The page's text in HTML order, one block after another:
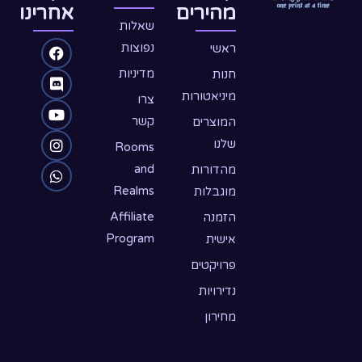
מהירים
ראשי
חנות
מיניאטורות
המוצרים
שלנו
מהדורות
מוגבלות
הזמנה
אישית
פרויקטים
נדירויות
מחירון
שאלות
נפוצות
מדיניות
צרו
קשר
Rooms
and
Realms
Affiliate
Program
אחרינו
F
a
c
e
b
o
o
D
i
s
c
o
r
d
Y
o
u
t
u
b
e
I
n
s
t
a
g
r
W
h
a
t
s
a
p